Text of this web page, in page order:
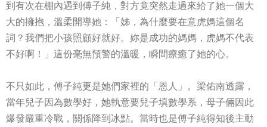
到有次在棚內遇到傅子純，對方竟突然走過來給了她一個大
大的擁抱，溫柔開導她：「姊，為什麼要在意虎媽這個名
詞？我們把小孩照顧好就好。妳是成功的媽媽，虎媽不代表
不好啊！」這份毫無預警的溫暖，瞬間療癒了她的心。
不只如此，傅子純更是她們家裡的「恩人」。梁佑南透露，
當年兒子因為數學好，她執意要兒子填數學系，母子倆因此
爆發嚴重冷戰，關係降到冰點。當時也是傅子純得知後主動